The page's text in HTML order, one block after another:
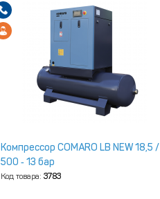
Компрессор COMARO LB NEW 18,5 /
500 ‑ 13 бар
Код товара: 3783